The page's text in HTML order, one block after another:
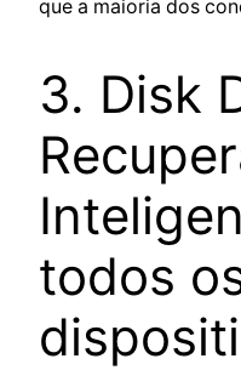
que a maioria dos
3. Disk
todos